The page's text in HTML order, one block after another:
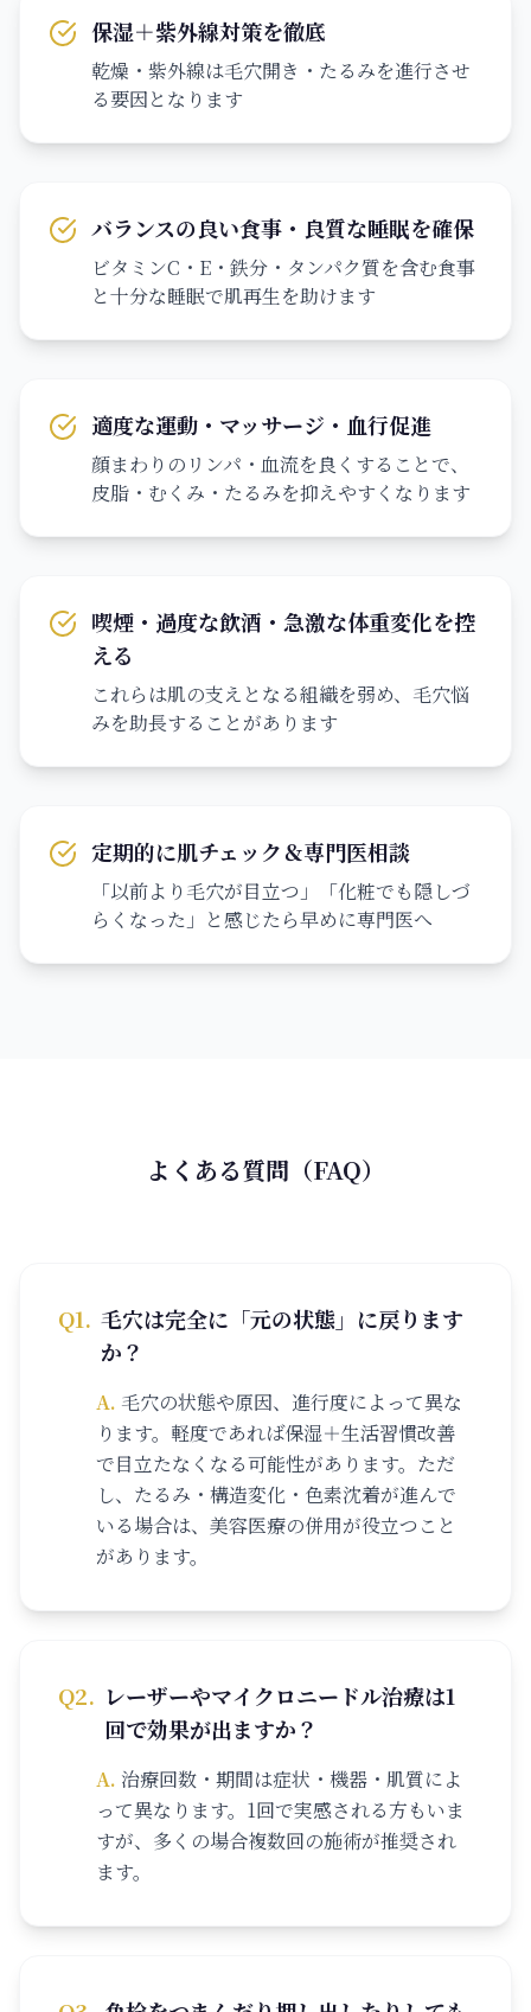
保湿＋紫外線対策を徹底
乾燥・紫外線は毛穴開き・たるみを進行させ
る要因となります
バランスの良い食事・良質な睡眠を確保
ビタミンC・E・鉄分・タンパク質を含む食事
と十分な睡眠で肌再生を助けます
適度な運動・マッサージ・血行促進
顔まわりのリンパ・血流を良くすることで、
皮脂・むくみ・たるみを抑えやすくなります
喫煙・過度な飲酒・急激な体重変化を控
える
これらは肌の支えとなる組織を弱め、毛穴悩
みを助長することがあります
定期的に肌チェック＆専門医相談
「以前より毛穴が目立つ」「化粧でも隠しづ
らくなった」と感じたら早めに専門医へ
よくある質問（FAQ）
Q1. 毛穴は完全に「元の状態」に戻ります
か？
A. 毛穴の状態や原因、進行度によって異な
ります。軽度であれば保湿＋生活習慣改善
で目立たなくなる可能性があります。ただ
し、たるみ・構造変化・色素沈着が進んで
いる場合は、美容医療の併用が役立つこと
があります。
Q2. レーザーやマイクロニードル治療は1
回で効果が出ますか？
A. 治療回数・期間は症状・機器・肌質によ
って異なります。1回で実感される方もいま
すが、多くの場合複数回の施術が推奨され
ます。